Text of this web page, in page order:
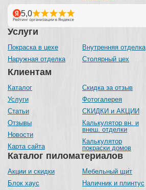
Каталог пиломатериалов
Акции и скидки
Блок хаус
Мебельный щит
Наличник и плинтус
Услуги
Покраска в цехе
Наружная отделка
Внутренняя отделка
Столярный цех
Клиентам
Каталог
Услуги
Статьи
Отзывы
Новости
Карта сайта
Скидка за отзыв
Фотогалерея
СКИДКИ и АКЦИИ
Калькулятор вн. и
внеш. отделки
Калькулятор
покраски домов